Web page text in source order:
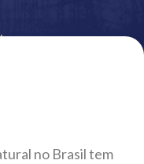
no Brasil tem